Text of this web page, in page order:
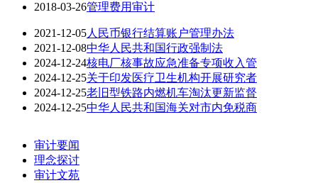
2018-03-26管理费用审计
2021-12-05人民币银行结算账户管理办法
2021-12-08中华人民共和国行政强制法
2024-12-24核电厂核事故应急准备专项收入管
2024-12-25关于印发医疗卫生机构开展研究者
2024-12-25老旧型铁路内燃机车淘汰更新监督
2024-12-25中华人民共和国海关对市内免税商
审计要闻
理念探讨
审计文苑